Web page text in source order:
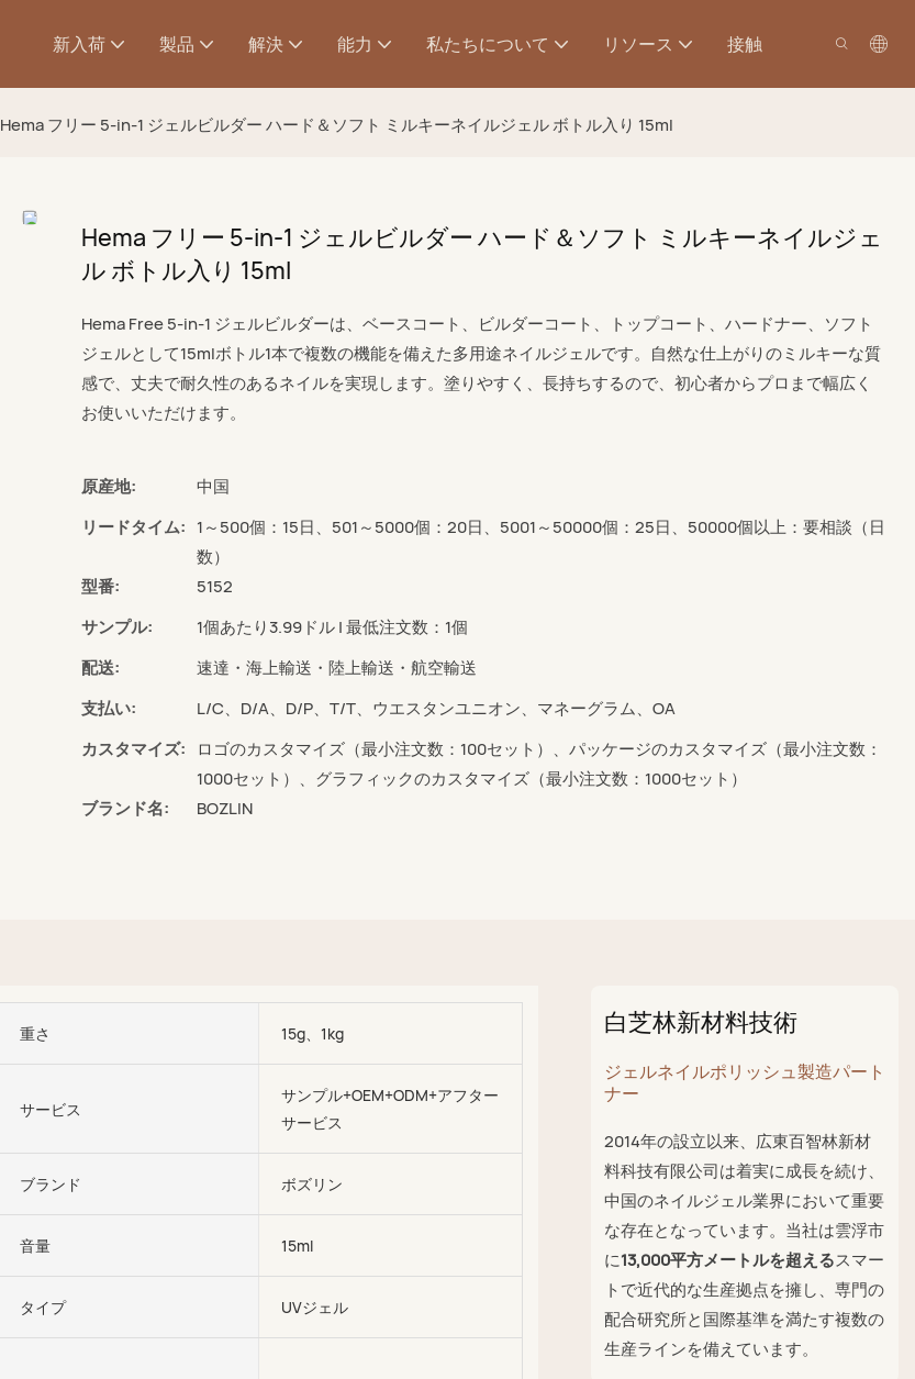
新入荷 製品 解決 能力 私たちについて リソース 接触
Hema フリー 5-in-1 ジェルビルダー ハード＆ソフト ミルキーネイルジェル ボトル入り 15ml
Hema フリー 5-in-1 ジェルビルダー ハード＆ソフト ミルキーネイルジェ
ル ボトル入り 15ml
Hema Free 5-in-1 ジェルビルダーは、ベースコート、ビルダーコート、トップコート、ハードナー、ソフト
ジェルとして15mlボトル1本で複数の機能を備えた多用途ネイルジェルです。自然な仕上がりのミルキーな質
感で、丈夫で耐久性のあるネイルを実現します。塗りやすく、長持ちするので、初心者からプロまで幅広く
お使いいただけます。
原産地:
中国
リードタイム: 1～500個：15日、501～5000個：20日、5001～50000個：25日、50000個以上：要相談（日
数）
型番:
5152
サンプル:
1個あたり3.99ドル | 最低注文数：1個
配送:
速達・海上輸送・陸上輸送・航空輸送
支払い:
L/C、D/A、D/P、T/T、ウエスタンユニオン、マネーグラム、OA
カスタマイズ:
ロゴのカスタマイズ（最小注文数：100セット）、パッケージのカスタマイズ（最小注文数：
1000セット）、グラフィックのカスタマイズ（最小注文数：1000セット）
ブランド名:
BOZLIN
重さ 15g、1kg
サービス
サンプル+OEM+ODM+アフター
サービス
ブランド ボズリン
音量 15ml
タイプ UVジェル
白芝林新材料技術
ジェルネイルポリッシュ製造パート
ナー
2014年の設立以来、広東百智林新材
料科技有限公司は着実に成長を続け、
中国のネイルジェル業界において重要
な存在となっています。当社は雲浮市
に13,000平方メートルを超えるスマー
トで近代的な生産拠点を擁し、専門の
配合研究所と国際基準を満たす複数の
生産ラインを備えています。